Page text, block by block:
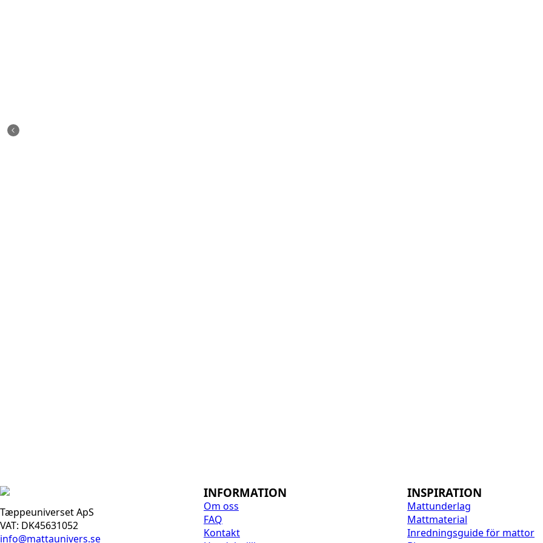
Tæppeuniverset ApS
VAT: DK45631052
info@mattaunivers.se
INFORMATION
Om oss
FAQ
Kontakt
INSPIRATION
Mattunderlag
Mattmaterial
Inredningsguide för mattor